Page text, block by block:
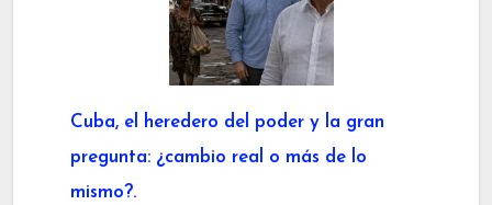
Cuba, el heredero del poder y la gran
pregunta: ¿cambio real o más de lo
mismo?.